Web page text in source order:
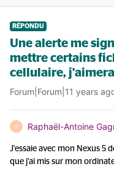
RÉPONDU
Une alerte me
mettre certains
cellulaire,
Forum|Forum|11 years
R Raphaël-Antoine
J'essaie avec mon Nexus 5
que j'ai mis sur mon